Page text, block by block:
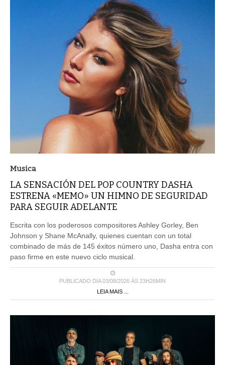
Musica
LA SENSACIÓN DEL POP COUNTRY DASHA
ESTRENA «MEMO» UN HIMNO DE SEGURIDAD
PARA SEGUIR ADELANTE
Escrita con los poderosos compositores Ashley Gorley, Ben
Johnson y Shane McAnally, quienes cuentan con un total
combinado de más de 145 éxitos número uno, Dasha entra con
paso firme en este nuevo ciclo musical.
PUBLICADO DIA 03/08/2026 ÀS 23H26MIN
LEIA MAIS ...